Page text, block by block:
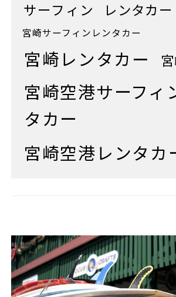
サーフィン レンタカー
宮崎サーフィンレンタカー
宮崎レンタカー
宮崎空港サーフィ
タカー
宮崎空港レンタカ